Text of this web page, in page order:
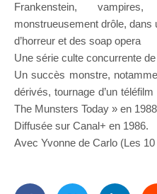
Frankenstein,
monstrueusement drôle, dans
d’horreur et des soap opera
Une série culte concurrente
Un succès monstre,
dérivés, tournage d’un
The Munsters Today » en
Diffusée sur Canal+ en 1986.
Avec Yvonne de Carlo (Les